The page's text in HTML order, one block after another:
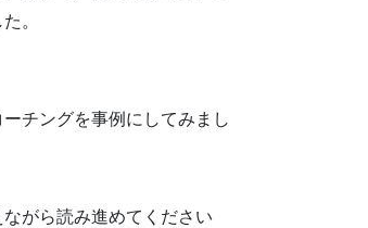
。
チングを事例にしてみまし
がら読み進めてください